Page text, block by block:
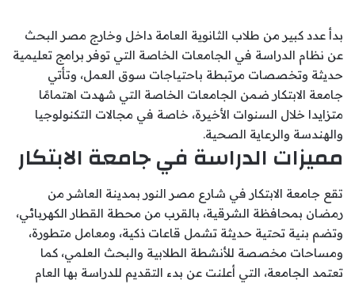
بدأ عدد كبير من طلاب الثانوية العامة داخل وخارج مصر البحث
عن نظام الدراسة في الجامعات الخاصة التي توفر برامج تعليمية
حديثة وتخصصات مرتبطة باحتياجات سوق العمل، وتأتي
جامعة الابتكار ضمن الجامعات الخاصة التي شهدت اهتمامًا
متزايدا خلال السنوات الأخيرة، خاصة في مجالات التكنولوجيا
والهندسة والرعاية الصحية.
مميزات الدراسة في جامعة الابتكار
تقع جامعة الابتكار في شارع مصر النور بمدينة العاشر من
رمضان بمحافظة الشرقية، بالقرب من محطة القطار الكهربائي،
وتضم بنية تحتية حديثة تشمل قاعات ذكية، ومعامل متطورة،
ومساحات مخصصة للأنشطة الطلابية والبحث العلمي، كما
تعتمد الجامعة، التي أعلنت عن بدء التقديم للدراسة بها العام